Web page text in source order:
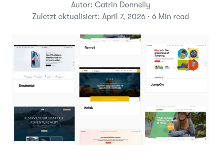
Autor: Catrin Donnelly
Zuletzt aktualisiert: April 7, 2026 · 6 Min read